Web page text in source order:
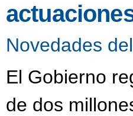
Novedades
El Gobierno
de dos